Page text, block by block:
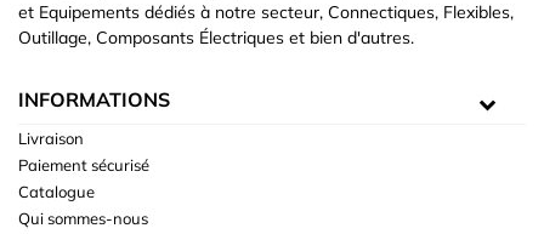
et Equipements dédiés à notre secteur, Connectiques, Flexibles,
Outillage, Composants Électriques et bien d'autres.
INFORMATIONS
Livraison
Paiement sécurisé
Catalogue
Qui sommes-nous